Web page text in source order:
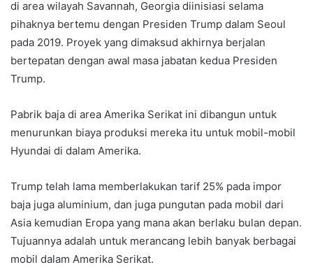
di area wilayah Savannah, Georgia diinisiasi selama
pihaknya bertemu dengan Presiden Trump dalam Seoul
pada 2019. Proyek yang dimaksud akhirnya berjalan
bertepatan dengan awal masa jabatan kedua Presiden
Trump.
Pabrik baja di area Amerika Serikat ini dibangun untuk
menurunkan biaya produksi mereka itu untuk mobil-mobil
Hyundai di dalam Amerika.
Trump telah lama memberlakukan tarif 25% pada impor
baja juga aluminium, dan juga pungutan pada mobil dari
Asia kemudian Eropa yang mana akan berlaku bulan depan.
Tujuannya adalah untuk merancang lebih banyak berbagai
mobil dalam Amerika Serikat.